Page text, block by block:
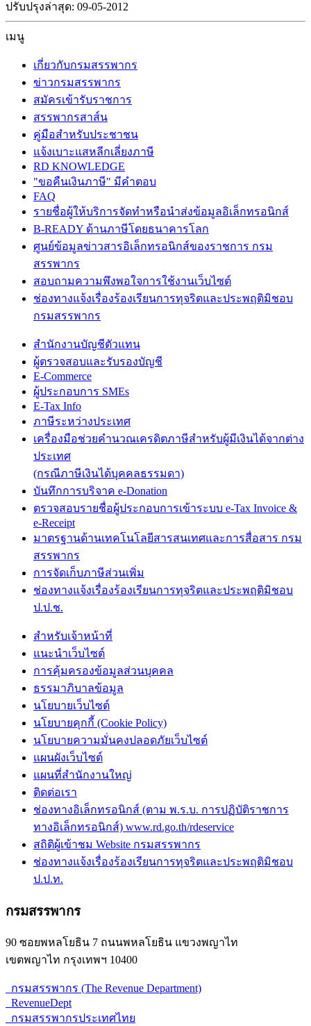
ปรับปรุงล่าสุด: 09-05-2012
เมนู
เกี่ยวกับกรมสรรพากร
ข่าวกรมสรรพากร
สมัครเข้ารับราชการ
สรรพากรสาส์น
คู่มือสำหรับประชาชน
แจ้งเบาะแสหลีกเลี่ยงภาษี
RD KNOWLEDGE
"ขอคืนเงินภาษี" มีคำตอบ
FAQ
รายชื่อผู้ให้บริการจัดทำหรือนำส่งข้อมูลอิเล็กทรอนิกส์
B-READY ด้านภาษีโดยธนาคารโลก
ศูนย์ข้อมูลข่าวสารอิเล็กทรอนิกส์ของราชการ กรม
สรรพากร
สอบถามความพึงพอใจการใช้งานเว็บไซต์
ช่องทางแจ้งเรื่องร้องเรียนการทุจริตและประพฤติมิชอบ
กรมสรรพากร
สำนักงานบัญชีตัวแทน
ผู้ตรวจสอบและรับรองบัญชี
E-Commerce
ผู้ประกอบการ SMEs
E-Tax Info
ภาษีระหว่างประเทศ
เครื่องมือช่วยคำนวณเครดิตภาษีสำหรับผู้มีเงินได้จากต่าง
ประเทศ
(กรณีภาษีเงินได้บุคคลธรรมดา)
บันทึกการบริจาค e-Donation
ตรวจสอบรายชื่อผู้ประกอบการเข้าระบบ e-Tax Invoice &
e-Receipt
มาตรฐานด้านเทคโนโลยีสารสนเทศและการสื่อสาร กรม
สรรพากร
การจัดเก็บภาษีส่วนเพิ่ม
ช่องทางแจ้งเรื่องร้องเรียนการทุจริตและประพฤติมิชอบ
ป.ป.ช.
สำหรับเจ้าหน้าที่
แนะนำเว็บไซต์
การคุ้มครองข้อมูลส่วนบุคคล
ธรรมาภิบาลข้อมูล
นโยบายเว็บไซต์
นโยบายคุกกี้ (Cookie Policy)
นโยบายความมั่นคงปลอดภัยเว็บไซต์
แผนผังเว็บไซต์
แผนที่สำนักงานใหญ่
ติดต่อเรา
ช่องทางอิเล็กทรอนิกส์ (ตาม พ.ร.บ. การปฏิบัติราชการ
ทางอิเล็กทรอนิกส์) www.rd.go.th/rdeservice
สถิติผู้เข้าชม Website กรมสรรพากร
ช่องทางแจ้งเรื่องร้องเรียนการทุจริตและประพฤติมิชอบ
ป.ป.ท.
กรมสรรพากร
90 ซอยพหลโยธิน 7 ถนนพหลโยธิน แขวงพญาไท
เขตพญาไท กรุงเทพฯ 10400
กรมสรรพากร (The Revenue Department)
RevenueDept
กรมสรรพากรประเทศไทย